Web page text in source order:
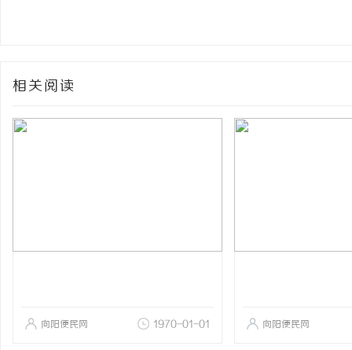
相关阅读
向阳便民网 1970-01-01 向阳便民网